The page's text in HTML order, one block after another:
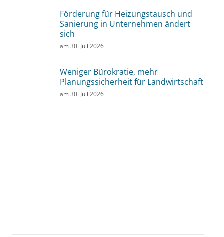
Förderung für Heizungstausch und
Sanierung in Unternehmen ändert
sich
am30. Juli 2026
Weniger Bürokratie, mehr
Planungssicherheit für Landwirtschaft
am30. Juli 2026